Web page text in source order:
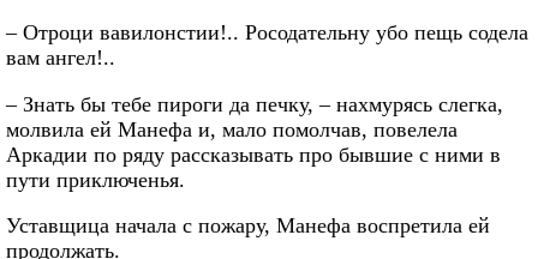
– Отроци вавилонстии!.. Росодательну убо пещь содела
вам ангел!..
– Знать бы тебе пироги да печку, – нахмурясь слегка,
молвила ей Манефа и, мало помолчав, повелела
Аркадии по ряду рассказывать про бывшие с ними в
пути приключенья.
Уставщица начала с пожару, Манефа воспретила ей
продолжать.